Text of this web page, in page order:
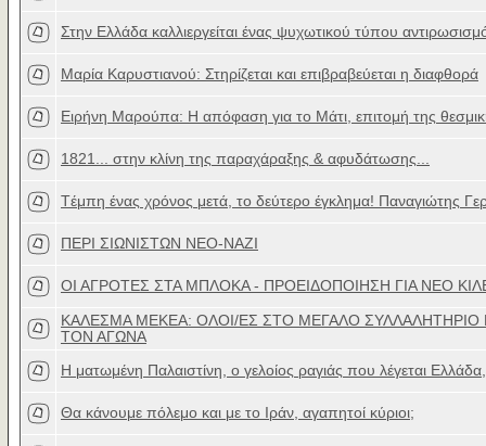
Στην Ελλάδα καλλιεργείται ένας ψυχωτικού τύπου
Μαρία Καρυστιανού: Στηρίζεται και επιβραβεύεται η διαφθορά
Ειρήνη Μαρούπα: Η απόφαση για το Μάτι, επιτομή της
1821... στην κλίνη της παραχάραξης & αφυδάτωσης...
Tέμπη ένας χρόνος μετά, το δεύτερο έγκλημα! Παναγιώτης
ΠΕΡΙ ΣΙΩΝΙΣΤΩΝ ΝΕΟ-ΝΑΖΙ
ΟΙ ΑΓΡΟΤΕΣ ΣΤΑ ΜΠΛΟΚΑ - ΠΡΟΕΙΔΟΠΟΙΗΣΗ ΓΙΑ ΝΕΟ
ΚΑΛΕΣΜΑ ΜΕΚΕΑ: ΟΛΟΙ/ΕΣ ΣΤΟ ΜΕΓΑΛΟ ΣΥΛΛΑΛΗΤΗΡΙΟ
ΤΟΝ ΑΓΩΝΑ
H ματωμένη Παλαιστίνη, ο γελοίος ραγιάς που λέγεται Ελλάδα,
Θα κάνουμε πόλεμο και με το Ιράν, αγαπητοί κύριοι;